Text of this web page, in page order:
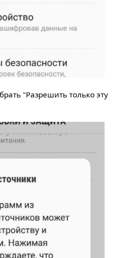
"Разрешить только эту